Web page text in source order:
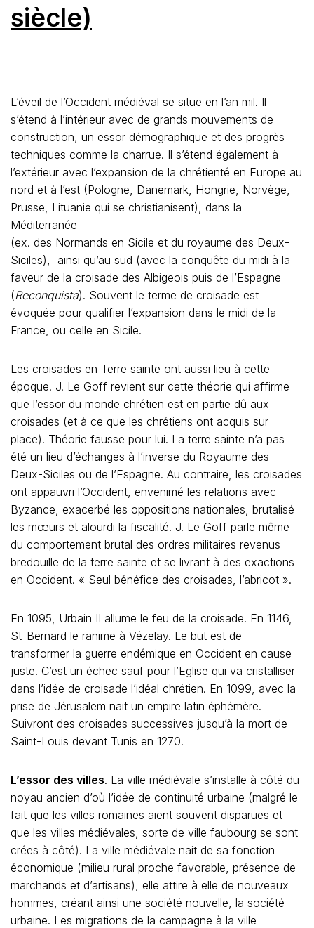
siècle)
L’éveil de l’Occident médiéval se situe en l’an mil. Il
s’étend à l’intérieur avec de grands mouvements de
construction, un essor démographique et des progrès
techniques comme la charrue. Il s’étend également à
l’extérieur avec l’expansion de la chrétienté en Europe au
nord et à l’est (Pologne, Danemark, Hongrie, Norvège,
Prusse, Lituanie qui se christianisent), dans la
Méditerranée
(ex. des Normands en Sicile et du royaume des Deux-
Siciles), ainsi qu’au sud (avec la conquête du midi à la
faveur de la croisade des Albigeois puis de l’Espagne
(Reconquista). Souvent le terme de croisade est
évoquée pour qualifier l’expansion dans le midi de la
France, ou celle en Sicile.
Les croisades en Terre sainte ont aussi lieu à cette
époque. J. Le Goff revient sur cette théorie qui affirme
que l’essor du monde chrétien est en partie dû aux
croisades (et à ce que les chrétiens ont acquis sur
place). Théorie fausse pour lui. La terre sainte n’a pas
été un lieu d’échanges à l’inverse du Royaume des
Deux-Siciles ou de l’Espagne. Au contraire, les croisades
ont appauvri l’Occident, envenimé les relations avec
Byzance, exacerbé les oppositions nationales, brutalisé
les mœurs et alourdi la fiscalité. J. Le Goff parle même
du comportement brutal des ordres militaires revenus
bredouille de la terre sainte et se livrant à des exactions
en Occident. « Seul bénéfice des croisades, l’abricot ».
En 1095, Urbain II allume le feu de la croisade. En 1146,
St-Bernard le ranime à Vézelay. Le but est de
transformer la guerre endémique en Occident en cause
juste. C’est un échec sauf pour l’Eglise qui va cristalliser
dans l’idée de croisade l’idéal chrétien. En 1099, avec la
prise de Jérusalem nait un empire latin éphémère.
Suivront des croisades successives jusqu’à la mort de
Saint-Louis devant Tunis en 1270.
L’essor des villes. La ville médiévale s’installe à côté du
noyau ancien d’où l’idée de continuité urbaine (malgré le
fait que les villes romaines aient souvent disparues et
que les villes médiévales, sorte de ville faubourg se sont
crées à côté). La ville médiévale nait de sa fonction
économique (milieu rural proche favorable, présence de
marchands et d’artisans), elle attire à elle de nouveaux
hommes, créant ainsi une société nouvelle, la société
urbaine. Les migrations de la campagne à la ville